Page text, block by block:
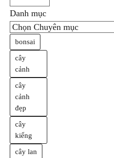
Danh mục
bonsai
cây
cảnh
cây
cảnh
đẹp
cây
kiểng
cây lan